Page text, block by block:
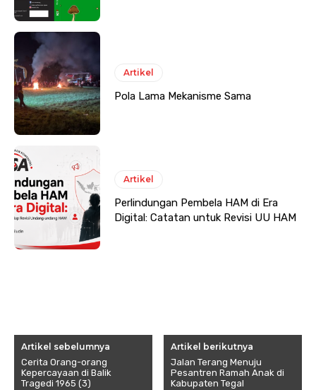
Artikel
Pola Lama Mekanisme Sama
Artikel
Perlindungan Pembela HAM di Era
Digital: Catatan untuk Revisi UU HAM
Artikel sebelumnya
Cerita Orang-orang
Kepercayaan di Balik
Tragedi 1965 (3)
Artikel berikutnya
Jalan Terang Menuju
Pesantren Ramah Anak di
Kabupaten Tegal